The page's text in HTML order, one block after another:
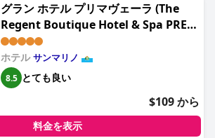
グラン ホテル プリマヴェーラ (The
Regent Boutique Hotel & Spa PRE
OPENING)
ホテルサンマリノ
8.5 とても良い
$109 から
料金を表示